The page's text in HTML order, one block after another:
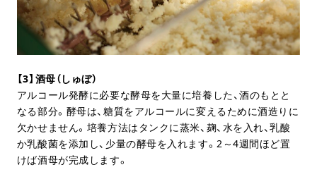
【3】酒母（しゅぼ）
アルコール発酵に必要な酵母を大量に培養した、酒のもとと
なる部分。酵母は、糖質をアルコールに変えるために酒造りに
欠かせません。培養方法はタンクに蒸米、麹、水を入れ、乳酸
か乳酸菌を添加し、少量の酵母を入れます。2～4週間ほど置
けば酒母が完成します。